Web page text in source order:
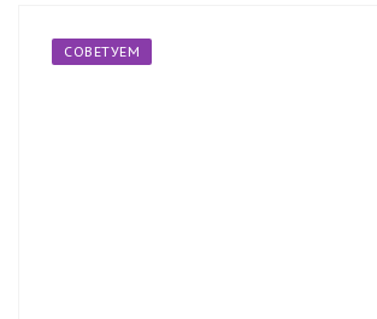
СОВЕТУЕМ